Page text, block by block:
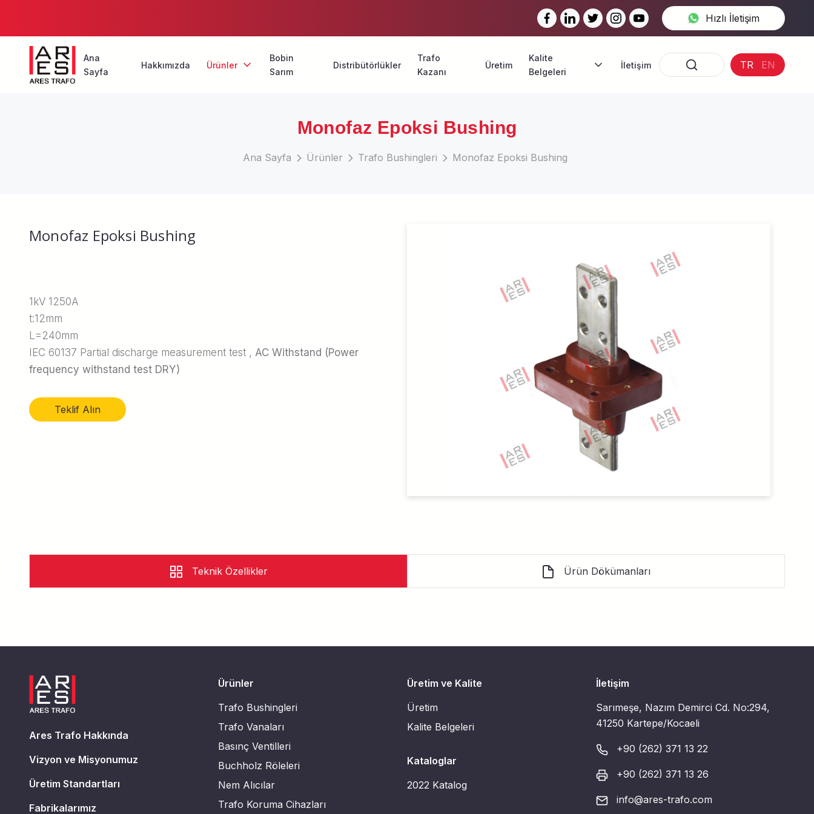
Hızlı İletişim
Ana
Sayfa
Hakkımızda Ürünler
Buchholz Röleleri
Metal Bağlantı Parçaları
Bobin
Sarım
Distribütörlükler
Trafo
Kazanı
Üretim
Kalite
Belgeleri
İletişim TR EN
Monofaz Epoksi Bushing
Ana Sayfa Ürünler Trafo Bushingleri Monofaz Epoksi Bushing
Monofaz Epoksi Bushing
1kV 1250A
t:12mm
L=240mm
IEC 60137 Partial discharge measurement test , AC Withstand (Power
frequency withstand test DRY)
Teklif Alın
Teknik Özellikler Ürün Dökümanları
Ares Trafo Hakkında
Vizyon ve Misyonumuz
Üretim Standartları
Fabrikalarımız
Ürünler
Trafo Bushingleri
Trafo Vanaları
Basınç Ventilleri
Buchholz Röleleri
Nem Alıcılar
Trafo Koruma Cihazları
Üretim ve Kalite
Üretim
Kalite Belgeleri
Kataloglar
2022 Katalog
İletişim
Sarımeşe, Nazım Demirci Cd. No:294,
41250 Kartepe/Kocaeli
+90 (262) 371 13 22
+90 (262) 371 13 26
info@ares-trafo.com